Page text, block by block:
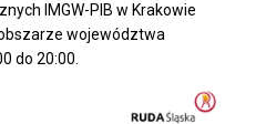
IMGW-PIB w Krakowie
województwa
do 20:00.